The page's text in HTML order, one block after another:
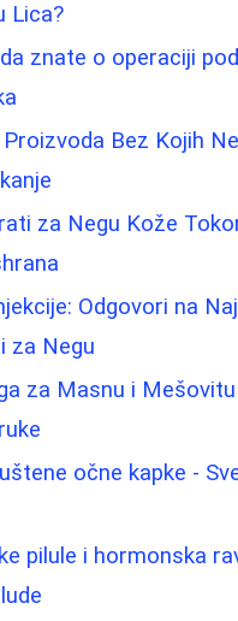
Lica?
znate o operaciji
Bez Kojih
za Negu Kože
Odgovori na
za Negu
za Masnu i
očne kapke -
pilule i hormonska